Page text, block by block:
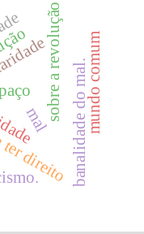
direito
sobre a revoluçãobanalidade do mal.mundo comum
mal